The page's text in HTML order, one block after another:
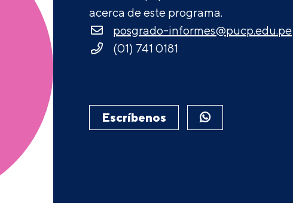
acerca de este programa.
posgrado-informes@pucp.edu.pe
(01) 741 0181
Escríbenos